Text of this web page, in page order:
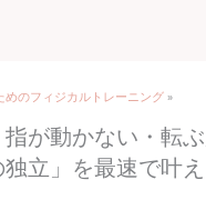
めのフィジカルトレーニング
指が動かない・転
独立」を最速で叶